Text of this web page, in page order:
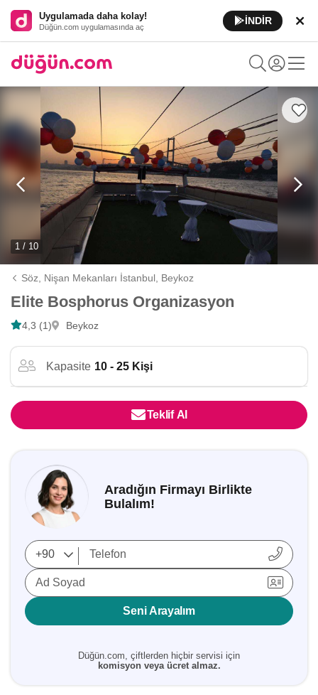
Uygulamada daha kolay!
Düğün.com uygulamasında aç
İNDİR
1 / 10
Söz, Nişan Mekanları İstanbul, Beykoz
Elite Bosphorus Organizasyon
4,3 (1) Beykoz
Kapasite 10 - 25 Kişi
Teklif Al
Aradığın Firmayı Birlikte
Bulalım!
Ad Soyad
Seni Arayalım
Düğün.com, çiftlerden hiçbir servisi için
komisyon veya ücret almaz.